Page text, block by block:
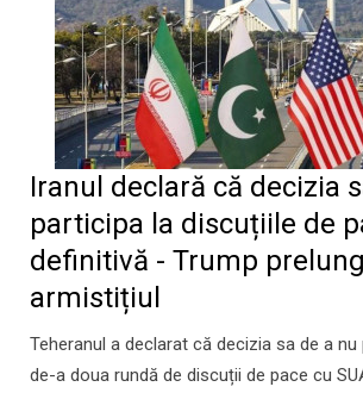
Iranul declară că decizia
participa la discuțiile de
definitivă - Trump
armistițiul
Teheranul a declarat că decizia sa de a
de-a doua rundă de discuții de pace cu